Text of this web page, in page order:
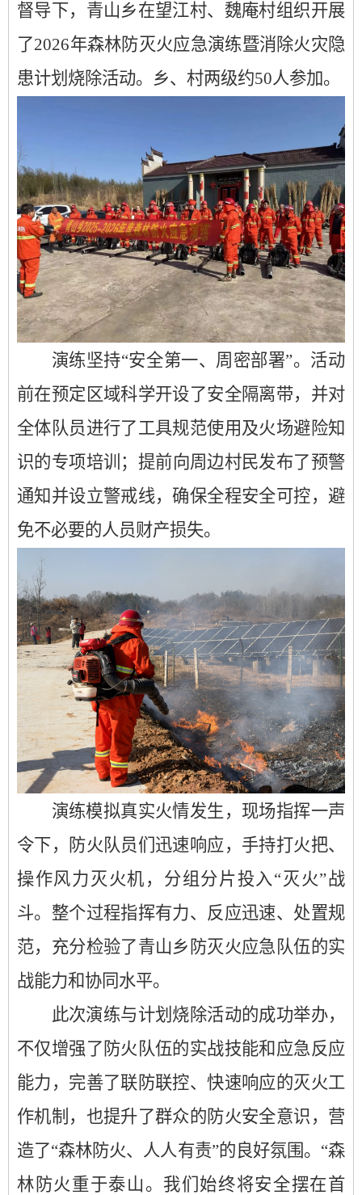
督导下，青山乡在望江村、魏庵村组织开展
了2026年森林防灭火应急演练暨消除火灾隐
患计划烧除活动。乡、村两级约50人参加。
演练坚持“安全第一、周密部署”。活动
前在预定区域科学开设了安全隔离带，并对
全体队员进行了工具规范使用及火场避险知
识的专项培训；提前向周边村民发布了预警
通知并设立警戒线，确保全程安全可控，避
免不必要的人员财产损失。
演练模拟真实火情发生，现场指挥一声
令下，防火队员们迅速响应，手持打火把、
操作风力灭火机，分组分片投入“灭火”战
斗。整个过程指挥有力、反应迅速、处置规
范，充分检验了青山乡防灭火应急队伍的实
战能力和协同水平。
此次演练与计划烧除活动的成功举办，
不仅增强了防火队伍的实战技能和应急反应
能力，完善了联防联控、快速响应的灭火工
作机制，也提升了群众的防火安全意识，营
造了“森林防火、人人有责”的良好氛围。“森
林防火重于泰山。我们始终将安全摆在首